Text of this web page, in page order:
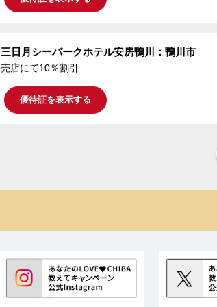
三日月シーパークホテル安房鴨川：鴨川市
売店にて10％割引
優待証を表示する